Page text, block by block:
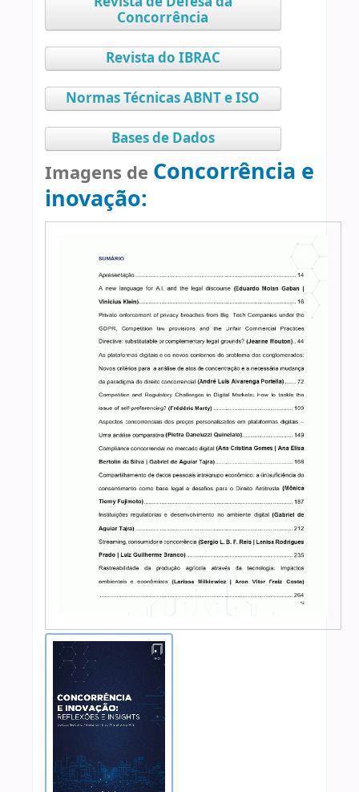
Concorrência
Revista do IBRAC
Normas Técnicas ABNT e ISO
Bases de Dados
Imagens de Concorrência e
inovação: